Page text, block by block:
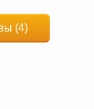
(4)